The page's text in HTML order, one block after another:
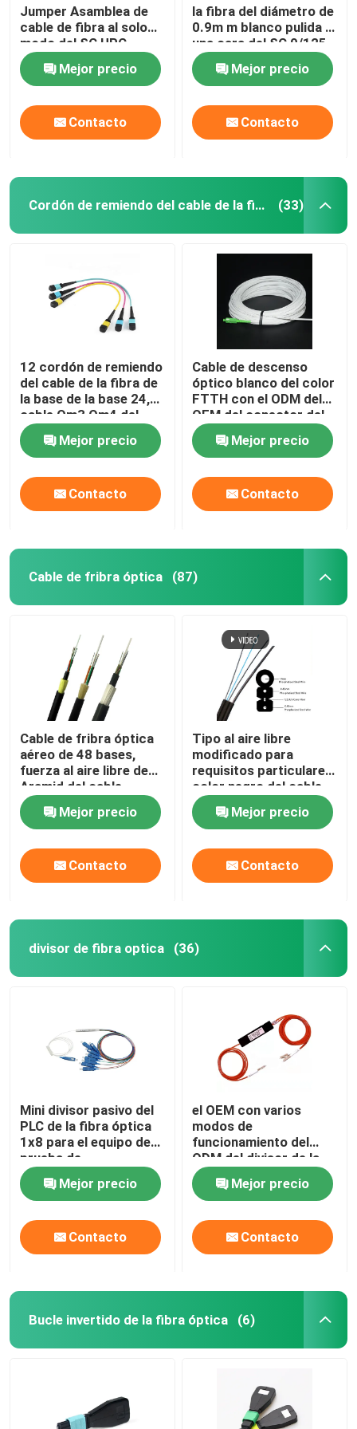
Equipo de prueba de la fibra
Jumper Asamblea de
cable de fibra al solo
modo del SC UPC
Mejor precio
Contacto
la fibra del diámetro de
0.9m m blanco pulida a
una cara del SC 9/125
G657A1/del UPC
Mejor precio
Contacto
Cordón de remiendo del cable de la fibra (33)
12 cordón de remiendo
del cable de la fibra de
la base de la base 24,
cable Om3 Om4 del
remiendo de Mtp Mpo
para QsfpMejor precio
Contacto
Cable de descenso
óptico blanco del color
FTTH con el ODM del
OEM del conector del
SC FC
Mejor precio
Contacto
Cable de fribra óptica (87)
Cable de fribra óptica
aéreo de 48 bases,
fuerza al aire libre de
Aramid del cable
óptico de ADSS
Mejor precio
Contacto
Tipo al aire libre
modificado para
requisitos particulares
color negro del cable
de descenso de FTTH
G657A1 G657A2
Mejor precio
Contacto
divisor de fibra optica (36)
Mini divisor pasivo del
PLC de la fibra óptica
1x8 para el equipo de
prueba de
cabletelevisión
Mejor precio
Contacto
el OEM con varios
modos de
funcionamiento del
ODM del divisor de la
fibra óptica del 1x2MM
FBT con RoHS
certificó
Mejor precio
Contacto
Bucle invertido de la fibra óptica (6)